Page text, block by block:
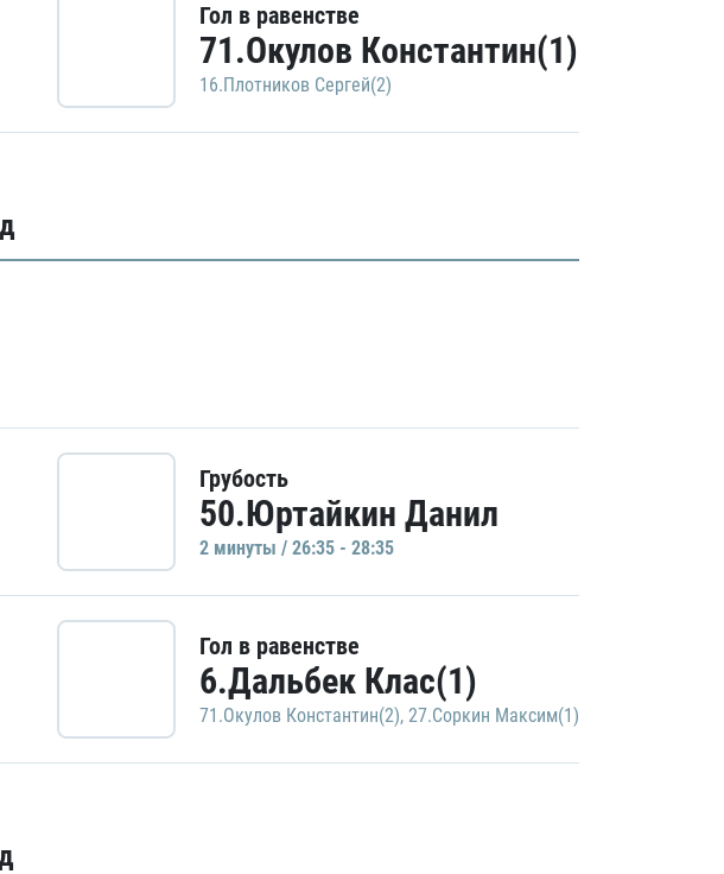
Гол в равенстве
71.Окулов Константин(1)
16.Плотников Сергей(2)
Грубость
50.Юртайкин Данил
2 минуты / 26:35 - 28:35
Гол в равенстве
6.Дальбек Клас(1)
71.Окулов Константин(2), 27.Соркин Максим(1)